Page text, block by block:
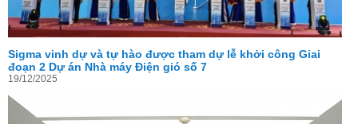
Sigma vinh dự và tự hào được tham dự lễ khởi công Giai
đoạn 2 Dự án Nhà máy Điện gió số 7
19/12/2025